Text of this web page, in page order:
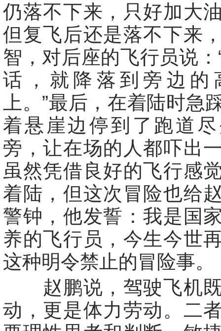
仍落不下来，只好加大
但复飞后还是落不下来
智，对后座的飞行员说
话，就降落到旁边的
上。”最后，在着陆时急
着悬崖边停到了跑道
旁，让在场的人都吓出
虽然凭借良好的飞行感
着陆，但这次冒险也给
警钟，他发誓：我是国
养的飞行员，今生今世
这种明令禁止的冒险事。
赵鹏说，驾驶飞机既
动，更是体力劳动。二